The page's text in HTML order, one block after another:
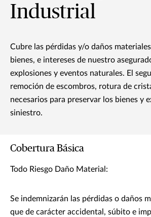
Industrial
Cubre las pérdidas y/o daños
bienes, e intereses de nuestro
explosiones y eventos naturales. El
remoción de escombros, rotura de
necesarios para preservar los bienes y
siniestro.
Cobertura Básica
Todo Riesgo Daño Material:
Se indemnizarán las pérdidas o daños
que de carácter accidental, súbito e